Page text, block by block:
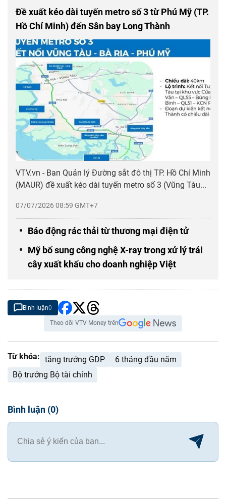
Đề xuất kéo dài tuyến metro số 3 từ Phú Mỹ (TP.
Hồ Chí Minh) đến Sân bay Long Thành
07/07/2026 08:59 GMT+7
VTV.vn - Ban Quản lý Đường sắt đô thị TP. Hồ Chí Minh
(MAUR) đề xuất kéo dài tuyến metro số 3 (Vũng Tàu...
Báo động rác thải từ thương mại điện tử
Mỹ bổ sung công nghệ X-ray trong xử lý trái
cây xuất khẩu cho doanh nghiệp Việt
Bình luận0
Theo dõi VTV Money trên
Từ khóa: tăng trưởng GDP
6 tháng đầu năm
Bộ trưởng Bộ tài chính
Bình luận (0)